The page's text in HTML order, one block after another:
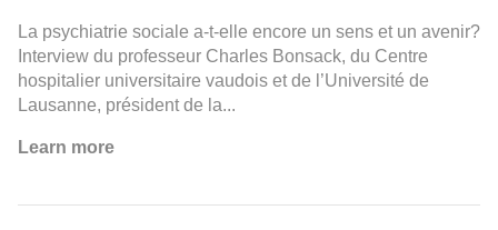
La psychiatrie sociale a-t-elle encore un sens et un avenir?
Interview du professeur Charles Bonsack, du Centre
hospitalier universitaire vaudois et de l’Université de
Lausanne, président de la...
Learn more